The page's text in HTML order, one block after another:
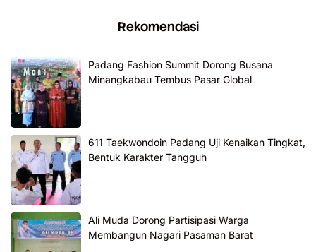
Rekomendasi
Padang Fashion Summit Dorong Busana
Minangkabau Tembus Pasar Global
611 Taekwondoin Padang Uji Kenaikan Tingkat,
Bentuk Karakter Tangguh
Ali Muda Dorong Partisipasi Warga
Membangun Nagari Pasaman Barat